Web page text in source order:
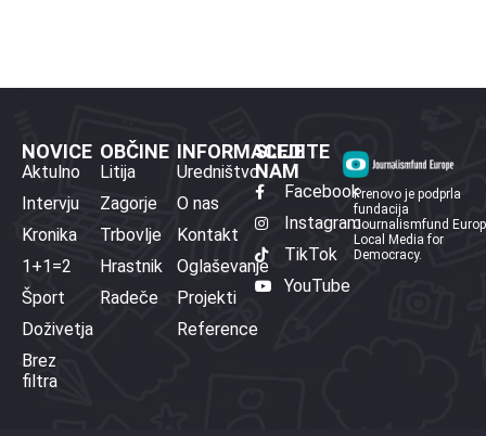
NOVICE
Aktulno
Intervju
Kronika
1+1=2
Šport
Doživetja
Brez
filtra
OBČINE
Litija
Zagorje
Trbovlje
Hrastnik
Radeče
INFORMACIJE
Uredništvo
O nas
Kontakt
Oglaševanje
Projekti
Reference
SLEDITE
NAM
Facebook
Instagram
TikTok
YouTube
Prenovo je podprla
fundacija
Journalismfund
Local Media for
Democracy.